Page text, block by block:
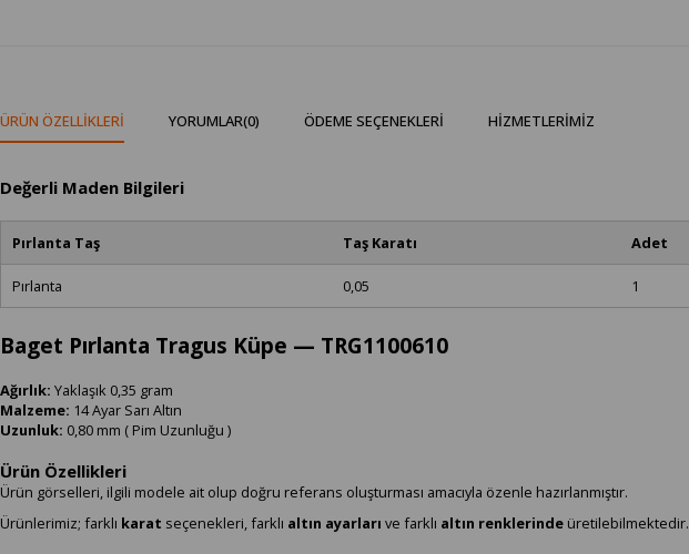
ÜRÜN ÖZELLIKLERI YORUMLAR(0) ÖDEME SEÇENEKLERI HIZMETLERIMIZ
Değerli Maden Bilgileri
Pırlanta Taş Taş Karatı Adet
Pırlanta 0,05 1
Baget Pırlanta Tragus Küpe — TRG1100610
Ağırlık: Yaklaşık 0,35 gram
Malzeme: 14 Ayar Sarı Altın
Uzunluk: 0,80 mm ( Pim Uzunluğu )
Ürün Özellikleri
Ürün görselleri, ilgili modele ait olup doğru referans oluşturması amacıyla özenle hazırlanmıştır.
Ürünlerimiz; farklı karat seçenekleri, farklı altın ayarları ve farklı altın renklerinde üretilebilmektedir.